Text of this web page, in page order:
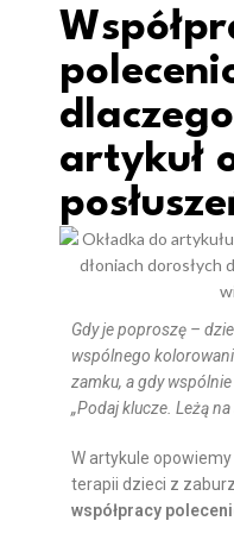
artykuł
Gdy je poproszę –
wspólnego
zamku, a gdy
„Podaj klucze. Leżą na
W artykule
terapii dzieci z
współpracy